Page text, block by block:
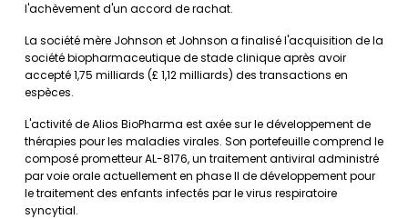
l'achèvement d'un accord de rachat.
La société mère Johnson et Johnson a finalisé l'acquisition de la
société biopharmaceutique de stade clinique après avoir
accepté 1,75 milliards (£ 1,12 milliards) des transactions en
espèces.
L'activité de Alios BioPharma est axée sur le développement de
thérapies pour les maladies virales. Son portefeuille comprend le
composé prometteur AL-8176, un traitement antiviral administré
par voie orale actuellement en phase II de développement pour
le traitement des enfants infectés par le virus respiratoire
syncytial.